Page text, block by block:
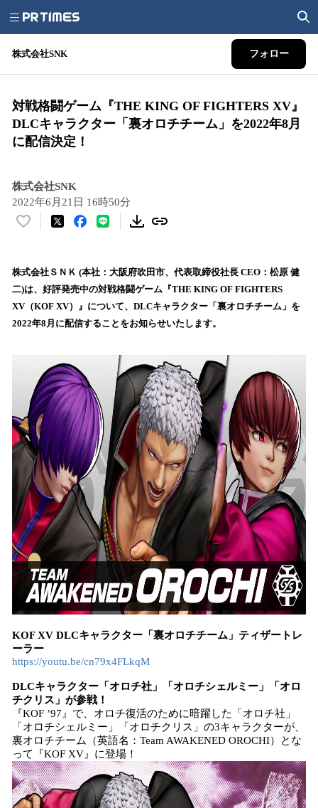
株式会社SNK フォロー
対戦格闘ゲーム『THE KING OF FIGHTERS XV』
DLCキャラクター「裏オロチチーム」を2022年8月
に配信決定！
株式会社SNK
2022年6月21日 16時50分
い
！
数
を
読
で
す
株式会社ＳＮＫ (本社：大阪府吹田市、代表取締役社長 CEO：松原 健
二)は、好評発売中の対戦格闘ゲーム『THE KING OF FIGHTERS
XV（KOF XV）』について、DLCキャラクター「裏オロチチーム」を
2022年8月に配信することをお知らせいたします。
KOF XV DLCキャラクター「裏オロチチーム」ティザートレ
ーラー
https://youtu.be/cn79x4FLkqM
DLCキャラクター「オロチ社」「オロチシェルミー」「オロ
チクリス」が参戦！
『KOF ’97』で、オロチ復活のために暗躍した「オロチ社」
「オロチシェルミー」「オロチクリス」の3キャラクターが、
裏オロチチーム（英語名：Team AWAKENED OROCHI）とな
って『KOF XV』に登場！